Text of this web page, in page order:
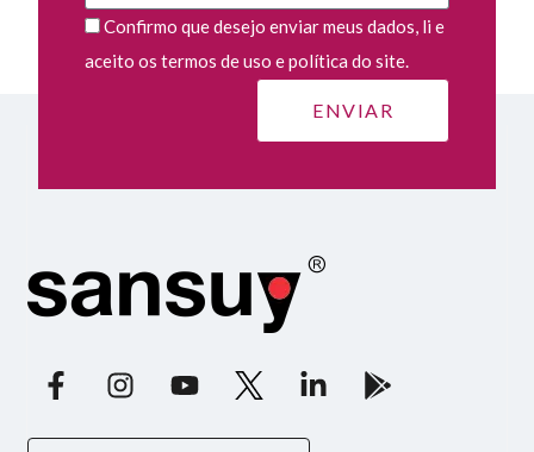
Confirmo que desejo enviar meus dados, li e
aceito os termos de uso e política do site.